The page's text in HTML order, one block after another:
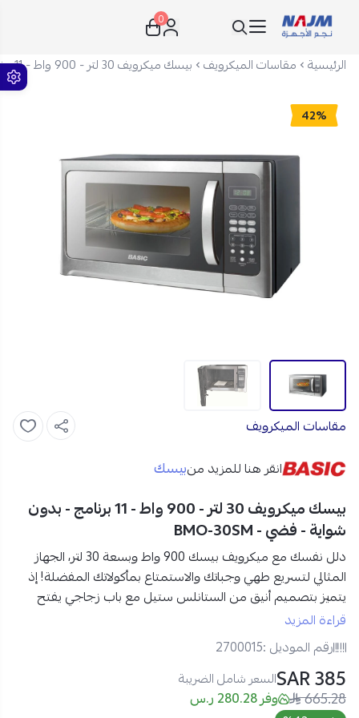
نجم الأجهزة
0
الرئيسية مقاسات الميكرويف بيسك ميكرويف 30 لتر - 900 واط - 11 برنامج - بدون شواية - فضي - BMO-30SM
42%
مقاسات الميكرويف
انقر هنا للمزيد منبيسك
بيسك ميكرويف 30 لتر - 900 واط - 11 برنامج - بدون
شواية - فضي - BMO-30SM
دلل نفسك مع ميكرويف بيسك 900 واط وبسعة
30 لتر، الجهاز
المثالي لتسريع طهي وجباتك والاستمتاع بمأكولاتك المفضلة!إذ
يتميز بتصميم أنيق من الستانلس ستيل مع باب زجاجي يفتح
بالسحب، مما يضفي لمسة عصرية لمطبخك.
مواصفاتبيسكميكرويف 30 لتر في السعودية:
العلامة التجارية:بيسك
رقم الموديل:BMO-30SM.
قراءة المزيد
رقم الموديل :2700015
385 SAR السعر شامل الضريبة
665.28 وفر 280.28 ر.س